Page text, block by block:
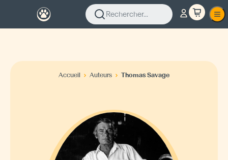
Rechercher...
Accueil Auteurs Thomas Savage